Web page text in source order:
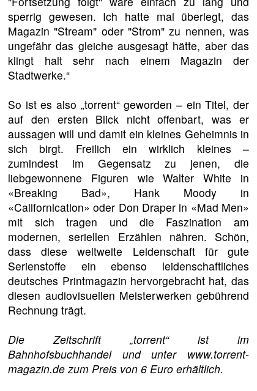
sperrig gewesen. Ich hatte mal überlegt, das
Magazin "Stream" oder "Strom" zu nennen, was
ungefähr das gleiche ausgesagt hätte, aber das
klingt halt sehr nach einem Magazin der
Stadtwerke.“
So ist es also „torrent“ geworden – ein Titel, der
auf den ersten Blick nicht offenbart, was er
aussagen will und damit ein kleines Geheimnis in
sich birgt. Freilich ein wirklich kleines –
zumindest im Gegensatz zu jenen, die
liebgewonnene Figuren wie Walter White in
«Breaking Bad», Hank Moody in
«Californication» oder Don Draper in «Mad Men»
mit sich tragen und die Faszination am
modernen, seriellen Erzählen nähren. Schön,
dass diese weltweite Leidenschaft für gute
Serienstoffe ein ebenso leidenschaftliches
deutsches Printmagazin hervorgebracht hat, das
diesen audiovisuellen Meisterwerken gebührend
Rechnung trägt.
Die Zeitschrift „torrent“ ist im
Bahnhofsbuchhandel und unter www.torrent-
magazin.de zum Preis von 6 Euro erhältlich.